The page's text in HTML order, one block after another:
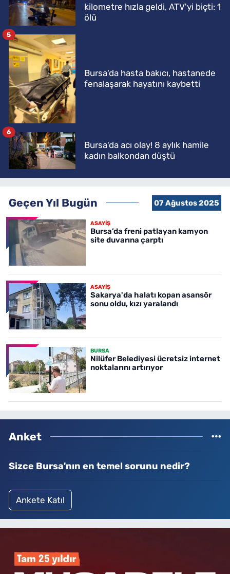
kilometre hızla geldi, ATV'yi biçti: 1
ölü
Bursa'da hasta bakıcı, hastanede
fenalaşarak hayatını kaybetti
5
Bursa'da acı olay! 8 aylık hamile
kadın balkondan düştü
6
Geçen Yıl Bugün 07 Ağustos 2025
ASAYİŞ
Bursa’da freni patlayan kamyon
site duvarına çarptı
ASAYİŞ
Sakarya'da halatı kopan asansör
sonu oldu, kızı yaralandı
BURSA
Nilüfer Belediyesi ücretsiz internet
noktalarını artırıyor
Anket
Sizce Bursa'nın en temel sorunu nedir?
Ankete Katıl